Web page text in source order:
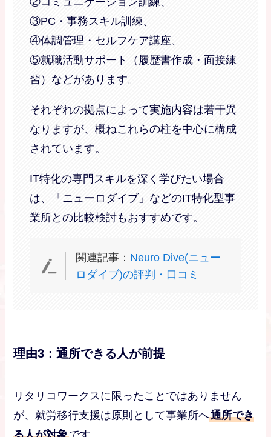
③PC・事務スキル訓練、
④体調管理・セルフケア講座、
⑤就職活動サポート（履歴書作成・面接練
習）などがあります。
それぞれの拠点によって実施内容は若干異
なりますが、概ねこれらの柱を中心に構成
されています。
IT特化の専門スキルを深く学びたい場合
は、「ニューロダイブ」などのIT特化型事
業所との比較検討もおすすめです。
関連記事： Neuro Dive(ニュー
ロダイブ)の評判・口コミ
理由3：通所できる人が前提
リタリコワークスに限ったことではありません
が、就労移行支援は原則として事業所へ通所でき
る人が対象です。